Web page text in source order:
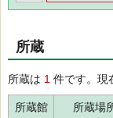
所蔵
所蔵は 1 件です。現
所蔵館 所蔵場